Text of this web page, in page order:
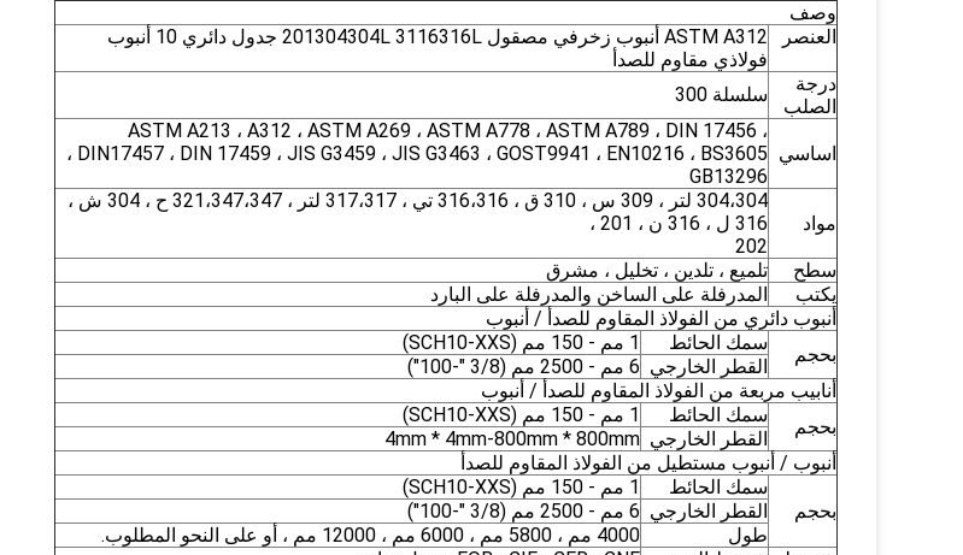
وصف
العنصر
ASTM A312 أنبوب زخرفي مصقول 201304304L 3116316L جدول دائري 10 أنبوب
فولاذي مقاوم للصدأ
درجة
الصلب
سلسلة 300
اساسي
ASTM A213 ، A312 ، ASTM A269 ، ASTM A778 ، ASTM A789 ، DIN 17456 ،
DIN17457 ، DIN 17459 ، JIS G3459 ، JIS G3463 ، GOST9941 ، EN10216 ، BS3605 ،
GB13296
مواد
304،304 لتر ، 309 س ، 310 ق ، 316،316 تي ، 317،317 لتر ، 321،347،347 ح ، 304 ش ،
316 ل ، 316 ن ، 201 ،
202
سطح
تلميع ، تلدين ، تخليل ، مشرق
يكتب
المدرفلة على الساخن والمدرفلة على البارد
أنبوب دائري من الفولاذ المقاوم للصدأ / أنبوب
بحجم
سمك الحائط
1 مم - 150 مم (SCH10-XXS)
القطر الخارجي 6 مم - 2500 مم (3/8 "-100")
أنابيب مربعة من الفولاذ المقاوم للصدأ / أنبوب
بحجم
سمك الحائط
1 مم - 150 مم (SCH10-XXS)
القطر الخارجي 4mm * 4mm-800mm * 800mm
أنبوب / أنبوب مستطيل من الفولاذ المقاوم للصدأ
بحجم
سمك الحائط
1 مم - 150 مم (SCH10-XXS)
القطر الخارجي 6 مم - 2500 مم (3/8 "-100")
طول
4000 مم ، 5800 مم ، 6000 مم ، 12000 مم ، أو على النحو المطلوب.